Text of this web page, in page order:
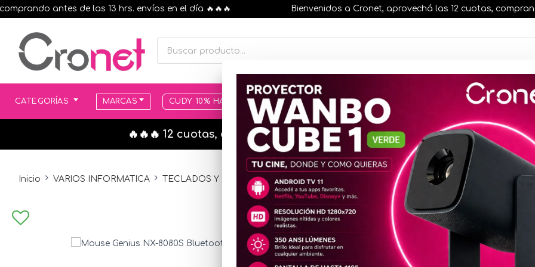
antes de las 13 hrs. envíos en el día 🔥🔥🔥 Bienvenidos a Cronet, aprovechá las 12 cuotas, comprando
CATEGORÍAS MARCAS CUDY 10% HASTA AGOTAR STOCK MOVILIDAD ELÉCTRICA 25% OFF
🔥🔥🔥 12 cuotas, en todos nuestros artículos, comprando antes de las 13
Inicio VARIOS INFORMATICA TECLADOS Y MOUSE
Mouse
Silencioso